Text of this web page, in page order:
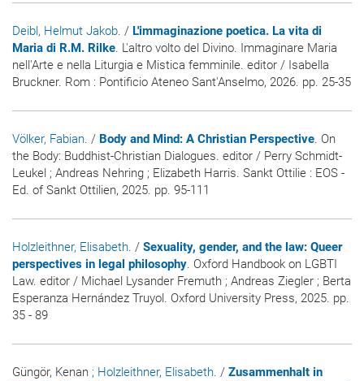
Deibl, Helmut Jakob. / L'immaginazione poetica. La vita di
Maria di R.M. Rilke. L'altro volto del Divino. Immaginare Maria
nell'Arte e nella Liturgia e Mistica femminile. editor / Isabella
Bruckner. Rom : Pontificio Ateneo Sant'Anselmo, 2026. pp. 25-35
Völker, Fabian. / Body and Mind: A Christian Perspective. On
the Body: Buddhist-Christian Dialogues. editor / Perry Schmidt-
Leukel ; Andreas Nehring ; Elizabeth Harris. Sankt Ottilie : EOS -
Ed. of Sankt Ottilien, 2025. pp. 95-111
Holzleithner, Elisabeth. / Sexuality, gender, and the law: Queer
perspectives in legal philosophy. Oxford Handbook on LGBTI
Law. editor / Michael Lysander Fremuth ; Andreas Ziegler ; Berta
Esperanza Hernández Truyol. Oxford University Press, 2025. pp.
35 - 89
Güngör, Kenan ; Holzleithner, Elisabeth. / Zusammenhalt in